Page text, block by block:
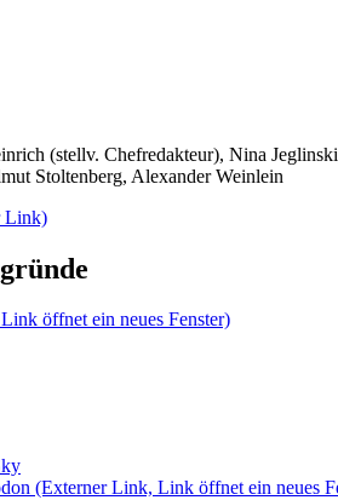
(stellv. Chefredakteur), Nina
Stoltenberg, Alexander Weinlein
Link)
öffnet ein neues Fenster)
(Externer Link, Link öffnet ein neues